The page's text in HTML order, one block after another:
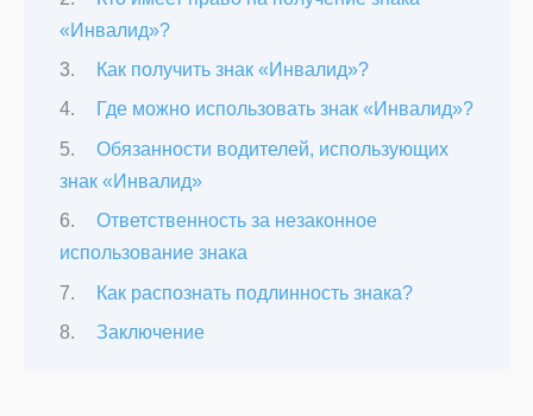
«Инвалид»?
Как получить знак «Инвалид»?
Где можно использовать знак «Инвалид»?
Обязанности водителей, использующих
знак «Инвалид»
Ответственность за незаконное
использование знака
Как распознать подлинность знака?
Заключение